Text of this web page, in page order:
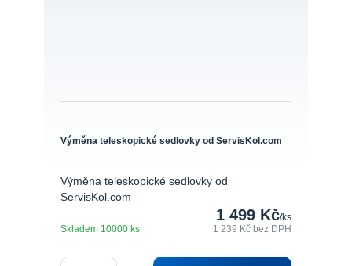
Výměna teleskopické sedlovky od ServisKol.com
Výměna teleskopické sedlovky od
ServisKol.com
1 499 Kč/ks
1 239 Kčbez DPH
Skladem 10000 ks